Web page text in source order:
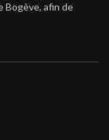
Bogève, afin de